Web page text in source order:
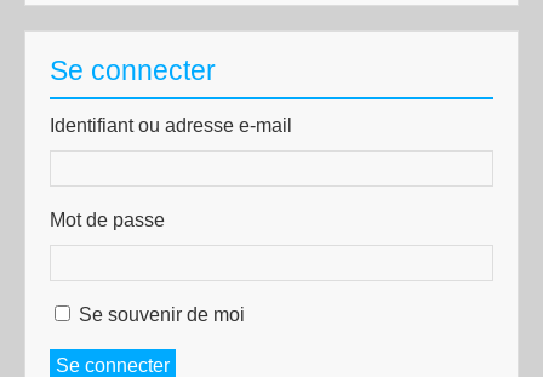
Se connecter
Identifiant ou adresse e-mail
Mot de passe
Se souvenir de moi
Se connecter